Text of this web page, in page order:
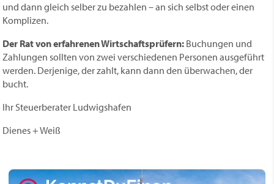
und dann gleich selber zu bezahlen – an sich selbst oder einen
Komplizen.
Der Rat von erfahrenen Wirtschaftsprüfern: Buchungen und
Zahlungen sollten von zwei verschiedenen Personen ausgeführt
werden. Derjenige, der zahlt, kann dann den überwachen, der
bucht.
Ihr Steuerberater Ludwigshafen
Dienes + Weiß